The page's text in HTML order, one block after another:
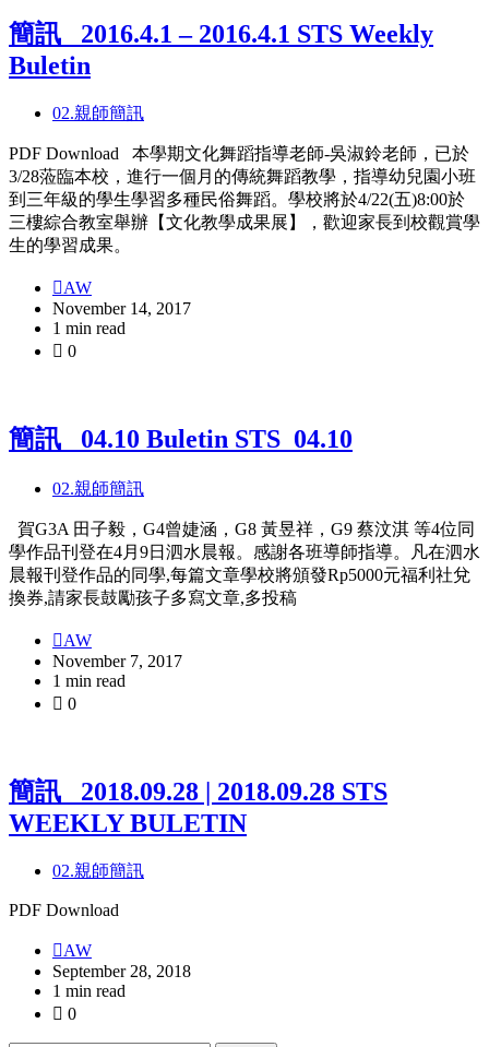
簡訊_ 2016.4.1 – 2016.4.1 STS Weekly
Buletin
02.親師簡訊
PDF Download 本學期文化舞蹈指導老師-吳淑鈴老師，已於
3/28蒞臨本校，進行一個月的傳統舞蹈教學，指導幼兒園小班
到三年級的學生學習多種民俗舞蹈。學校將於4/22(五)8:00於
三樓綜合教室舉辦【文化教學成果展】，歡迎家長到校觀賞學
生的學習成果。
AW
November 14, 2017
1 min read
0
簡訊_ 04.10 Buletin STS_04.10
02.親師簡訊
賀G3A 田子毅，G4曾婕涵，G8 黃昱祥，G9 蔡汶淇 等4位同
學作品刊登在4月9日泗水晨報。感謝各班導師指導。凡在泗水
晨報刊登作品的同學,每篇文章學校將頒發Rp5000元福利社兌
換券,請家長鼓勵孩子多寫文章,多投稿
AW
November 7, 2017
1 min read
0
簡訊_ 2018.09.28 | 2018.09.28 STS
WEEKLY BULETIN
02.親師簡訊
PDF Download
AW
September 28, 2018
1 min read
0